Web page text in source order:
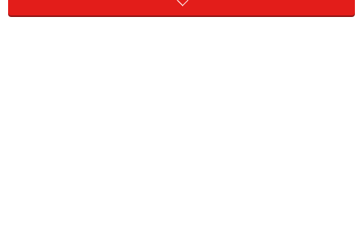
勝った」ということでしょう。先ほどより分かりやすい